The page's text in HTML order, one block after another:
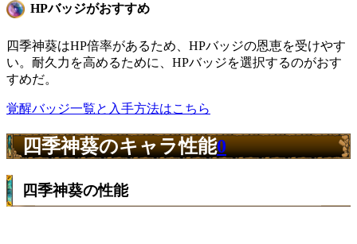
HPバッジがおすすめ
四季神葵はHP倍率があるため、HPバッジの恩恵を受けやす
い。耐久力を高めるために、HPバッジを選択するのがおす
すめだ。
覚醒バッジ一覧と入手方法はこちら
四季神葵のキャラ性能0
四季神葵の性能